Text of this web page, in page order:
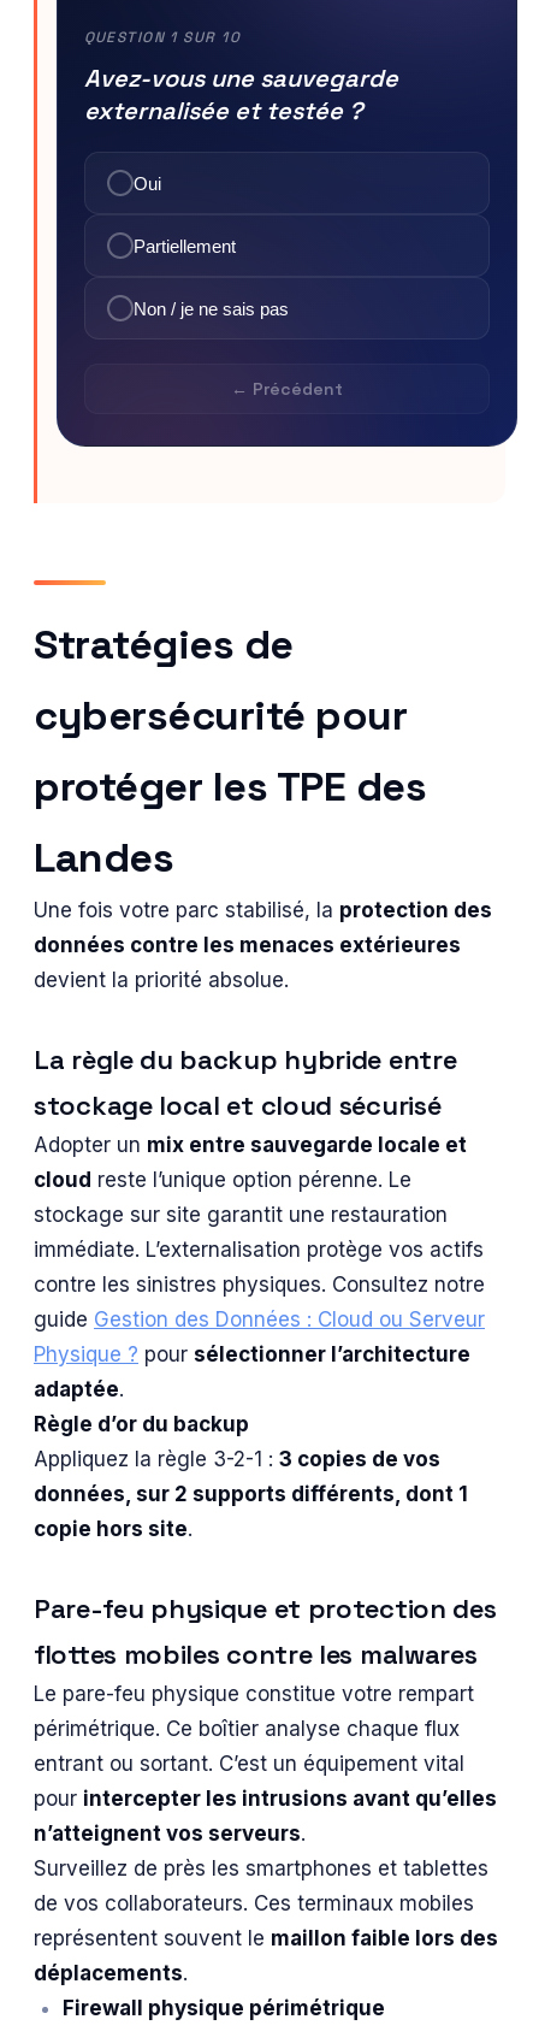
QUESTION 1 SUR 10
Avez-vous une sauvegarde
externalisée et testée ?
Oui
Partiellement
Non / je ne sais pas
← Précédent
Stratégies de
cybersécurité pour
protéger les TPE des
Landes
Une fois votre parc stabilisé, la protection des
données contre les menaces extérieures
devient la priorité absolue.
La règle du backup hybride entre
stockage local et cloud sécurisé
Adopter un mix entre sauvegarde locale et
cloud reste l’unique option pérenne. Le
stockage sur site garantit une restauration
immédiate. L’externalisation protège vos actifs
contre les sinistres physiques. Consultez notre
guide Gestion des Données : Cloud ou Serveur
Physique ? pour sélectionner l’architecture
adaptée.
Règle d’or du backup
Appliquez la règle 3-2-1 : 3 copies de vos
données, sur 2 supports différents, dont 1
copie hors site.
Pare-feu physique et protection des
flottes mobiles contre les malwares
Le pare-feu physique constitue votre rempart
périmétrique. Ce boîtier analyse chaque flux
entrant ou sortant. C’est un équipement vital
pour intercepter les intrusions avant qu’elles
n’atteignent vos serveurs.
Surveillez de près les smartphones et tablettes
de vos collaborateurs. Ces terminaux mobiles
représentent souvent le maillon faible lors des
déplacements.
Firewall physique périmétrique